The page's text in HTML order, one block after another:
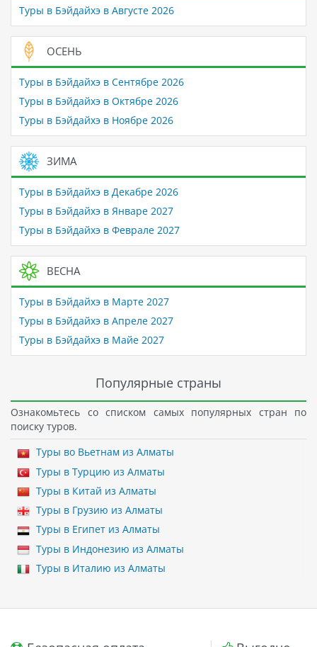
Туры в Бэйдайхэ в Августе 2026
ОСЕНЬ
Туры в Бэйдайхэ в Сентябре 2026
Туры в Бэйдайхэ в Октябре 2026
Туры в Бэйдайхэ в Ноябре 2026
ЗИМА
Туры в Бэйдайхэ в Декабре 2026
Туры в Бэйдайхэ в Январе 2027
Туры в Бэйдайхэ в Феврале 2027
ВЕСНА
Туры в Бэйдайхэ в Марте 2027
Туры в Бэйдайхэ в Апреле 2027
Туры в Бэйдайхэ в Майе 2027
Популярные страны
Ознакомьтесь со списком самых популярных стран по
поиску туров.
Туры во Вьетнам из Алматы
Туры в Турцию из Алматы
Туры в Китай из Алматы
Туры в Грузию из Алматы
Туры в Египет из Алматы
Туры в Индонезию из Алматы
Туры в Италию из Алматы